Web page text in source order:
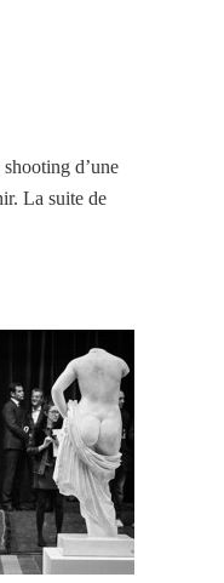
d’une
La suite de